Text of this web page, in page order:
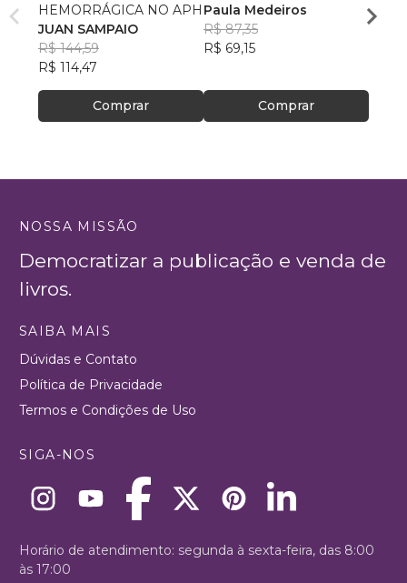
HEMORRÁGICA NO APH
JUAN SAMPAIO
R$ 144,59
R$ 114,47
Comprar
Paula Medeiros
R$ 87,35
R$ 69,15
Comprar
NOSSA MISSÃO
Democratizar a publicação e venda de
livros.
SAIBA MAIS
Dúvidas e Contato
Política de Privacidade
Termos e Condições de Uso
SIGA-NOS
Horário de atendimento: segunda à sexta-feira, das 8:00
às 17:00